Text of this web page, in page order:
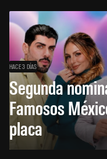
HACE 3 DÍAS
Segunda
Famosos
placa